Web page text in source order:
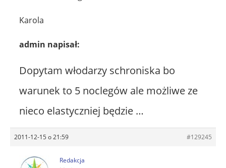
Karola
admin napisał:
Dopytam włodarzy schroniska bo
warunek to 5 noclegów ale możliwe ze
nieco elastyczniej będzie …
2011-12-15 o 21:59 #129245
Redakcja